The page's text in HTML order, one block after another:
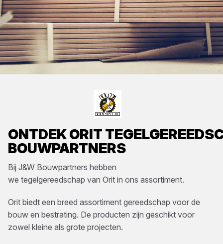
ONTDEKORIT
BOUWPARTNERS
Bij J&W Bouwpartners hebben
we tegelgereedschap van Orit in ons assortiment.
Orit biedt een breed assortiment gereedschap voor de
bouw en bestrating. De producten zijn geschikt voor
zowel kleine als grote projecten.